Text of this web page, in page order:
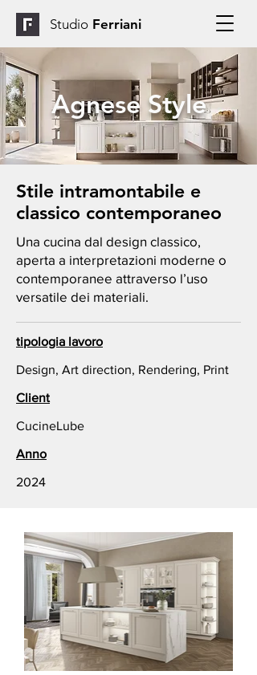
Studio Ferriani
Agnese Style
Stile intramontabile e
classico contemporaneo
Una cucina dal design classico,
aperta a interpretazioni moderne o
contemporanee attraverso l’uso
versatile dei materiali.
tipologia lavoro
Design, Art direction, Rendering, Print
Client
CucineLube
Anno
2024